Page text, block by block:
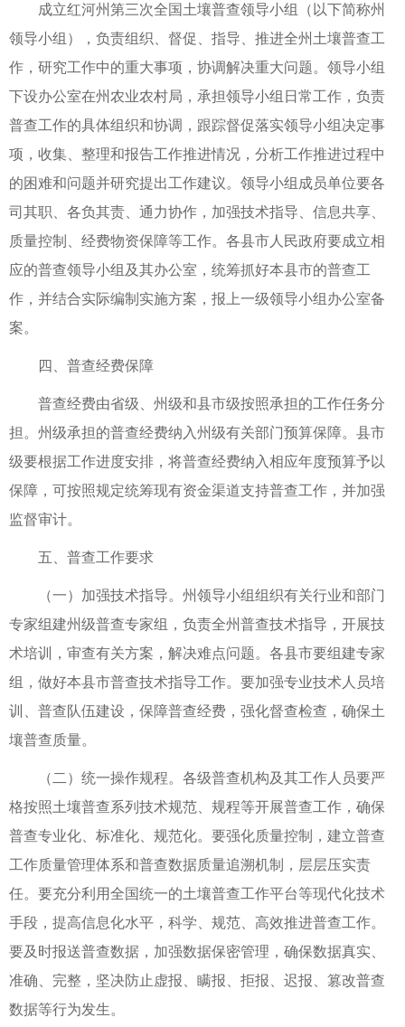
成立红河州第三次全国土壤普查领导小组（以下简称州
领导小组），负责组织、督促、指导、推进全州土壤普查工
作，研究工作中的重大事项，协调解决重大问题。领导小组
下设办公室在州农业农村局，承担领导小组日常工作，负责
普查工作的具体组织和协调，跟踪督促落实领导小组决定事
项，收集、整理和报告工作推进情况，分析工作推进过程中
的困难和问题并研究提出工作建议。领导小组成员单位要各
司其职、各负其责、通力协作，加强技术指导、信息共享、
质量控制、经费物资保障等工作。各县市人民政府要成立相
应的普查领导小组及其办公室，统筹抓好本县市的普查工
作，并结合实际编制实施方案，报上一级领导小组办公室备
案。
四、普查经费保障
普查经费由省级、州级和县市级按照承担的工作任务分
担。州级承担的普查经费纳入州级有关部门预算保障。县市
级要根据工作进度安排，将普查经费纳入相应年度预算予以
保障，可按照规定统筹现有资金渠道支持普查工作，并加强
监督审计。
五、普查工作要求
（一）加强技术指导。州领导小组组织有关行业和部门
专家组建州级普查专家组，负责全州普查技术指导，开展技
术培训，审查有关方案，解决难点问题。各县市要组建专家
组，做好本县市普查技术指导工作。要加强专业技术人员培
训、普查队伍建设，保障普查经费，强化督查检查，确保土
壤普查质量。
（二）统一操作规程。各级普查机构及其工作人员要严
格按照土壤普查系列技术规范、规程等开展普查工作，确保
普查专业化、标准化、规范化。要强化质量控制，建立普查
工作质量管理体系和普查数据质量追溯机制，层层压实责
任。要充分利用全国统一的土壤普查工作平台等现代化技术
手段，提高信息化水平，科学、规范、高效推进普查工作。
要及时报送普查数据，加强数据保密管理，确保数据真实、
准确、完整，坚决防止虚报、瞒报、拒报、迟报、篡改普查
数据等行为发生。